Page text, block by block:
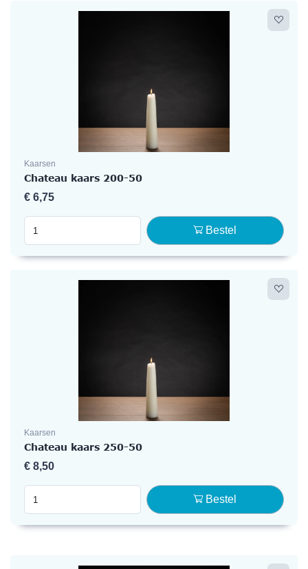
Kaarsen
Chateau kaars 200-50
€ 6,75
Bestel
Kaarsen
Chateau kaars 250-50
€ 8,50
Bestel